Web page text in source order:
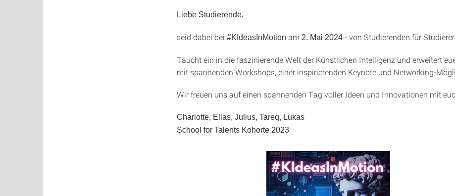
Liebe Studierende,
seid dabei bei #KIdeasInMotion am 2. Mai 2024 - von Studierenden für
Taucht ein in die faszinierende Welt der Künstlichen Intelligenz und erweitert
mit spannenden Workshops, einer inspirierenden Keynote und Networking-
Wir freuen uns auf einen spannenden Tag voller Ideen und Innovationen mit
Charlotte, Elias, Julius, Tareq, Lukas
School for Talents Kohorte 2023